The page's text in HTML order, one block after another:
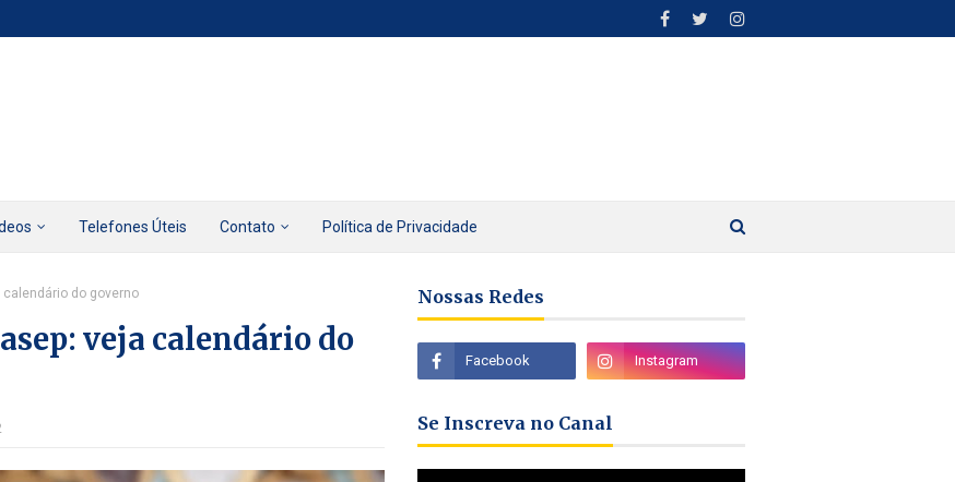
Telefones Úteis Contato Política de Privacidade
calendário do governo
veja calendário do
Nossas Redes
Se Inscreva no Canal